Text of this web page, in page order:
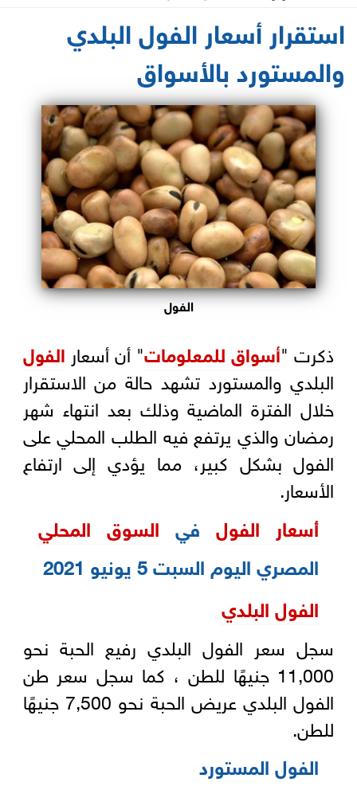
استقرار أسعار الفول البلدي
والمستورد بالأسواق
الفول
ذكرت "أسواق للمعلومات" أن أسعار الفول
البلدي والمستورد تشهد حالة من الاستقرار
خلال الفترة الماضية وذلك بعد انتهاء شهر
رمضان والذي يرتفع فيه الطلب المحلي على
الفول بشكل كبير، مما يؤدي إلى ارتفاع
الأسعار.
أسعار الفول في السوق المحلي
المصري اليوم السبت 5 يونيو 2021
الفول البلدي
سجل سعر الفول البلدي رفيع الحبة نحو
11,000 جنيهًا للطن ، كما سجل سعر طن
الفول البلدي عريض الحبة نحو 7,500 جنيهًا
للطن.
الفول المستورد